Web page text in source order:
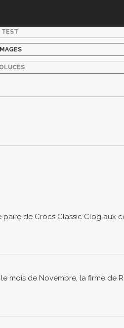
TEST
IMAGES
de Crocs Classic Clog aux
mois de Novembre, la firme de